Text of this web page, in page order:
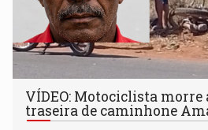
VÍDEO: Motociclista morre
traseira de caminhone